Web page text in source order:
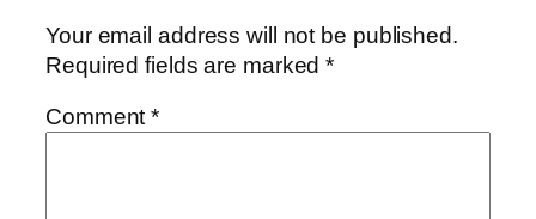
Your email address will not be published.
Required fields are marked*
Comment*